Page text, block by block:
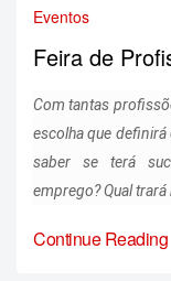
Eventos
Feira de
Com tantas
escolha que
saber se terá
emprego? Qual
Continue Reading